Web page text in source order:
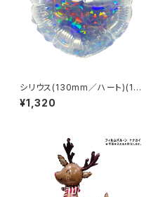
シリウス(130mm／ハート)(10
枚) ※逆止弁無し
¥1,320